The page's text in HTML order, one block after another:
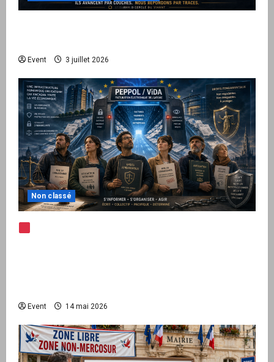
Event 3 juillet 2026
Non classé
Event 14 mai 2026